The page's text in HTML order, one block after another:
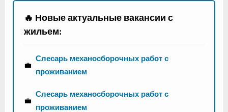
🔥 Новые актуальные вакансии с
жильем:
💼
Слесарь механосборочных работ с
проживанием
💼
Слесарь механосборочных работ с
проживанием